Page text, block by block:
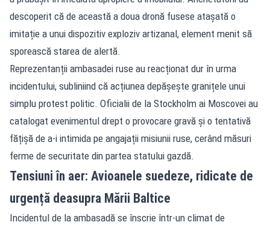
descoperit că de această a doua dronă fusese atașată o
imitație a unui dispozitiv exploziv artizanal, element menit să
sporească starea de alertă.
Reprezentanții ambasadei ruse au reacționat dur în urma
incidentului, subliniind că acțiunea depășește granițele unui
simplu protest politic. Oficialii de la Stockholm ai Moscovei au
catalogat evenimentul drept o provocare gravă și o tentativă
fățișă de a-i intimida pe angajații misiunii ruse, cerând măsuri
ferme de securitate din partea statului gazdă.
Tensiuni în aer: Avioanele suedeze, ridicate de
urgență deasupra Mării Baltice
Incidentul de la ambasadă se înscrie într-un climat de